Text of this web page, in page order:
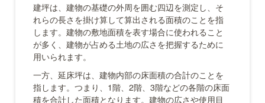
建坪は、建物の基礎の外周を囲む四辺を測定し、そ
れらの長さを掛け算して算出される面積のことを指
します。建物の敷地面積を表す場合に使われること
が多く、建物が占める土地の広さを把握するために
用いられます。
一方、延床坪は、建物内部の床面積の合計のことを
指します。つまり、1階、2階、3階などの各階の床面
積を合計した面積となります。建物の広さや使用目